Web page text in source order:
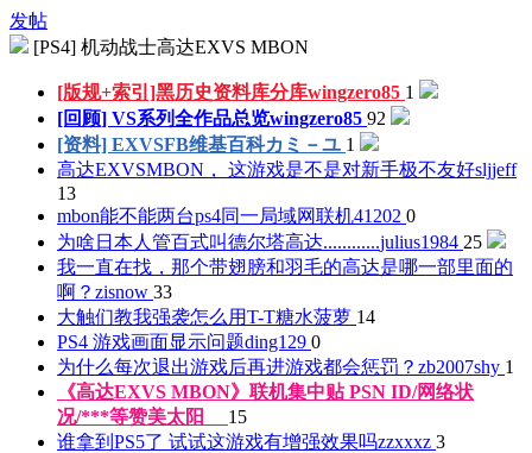
发帖
[PS4] 机动战士高达EXVS MBON
[版规+索引]黑历史资料库分库wingzero85 1
[回顾] VS系列全作品总览wingzero85 92
[资料] EXVSFB维基百科カミ－ユ 1
高达EXVSMBON， 这游戏是不是对新手极不友好sljjeff
13
mbon能不能两台ps4同一局域网联机41202 0
为啥日本人管百式叫德尔塔高达............julius1984 25
我一直在找，那个带翅膀和羽毛的高达是哪一部里面的
啊？ zisnow 33
大触们教我强袭怎么用T-T糖水菠萝 14
PS4 游戏画面显示问题ding129 0
为什么每次退出游戏后再进游戏都会惩罚？ zb2007shy 1
《高达EXVS MBON》联机集中贴 PSN ID/网络状
况/***等赞美太阳
15
谁拿到PS5了 试试这游戏有增强效果吗zzxxxz 3